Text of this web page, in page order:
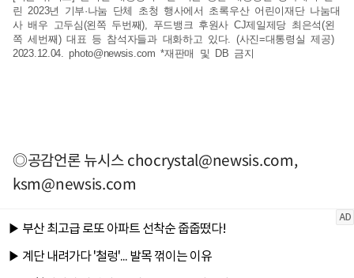
린 2023년 기부·나눔 단체 초청 행사에서 초록우산 어린이재단 나눔대
사 배우 고두심(왼쪽 두번째), 푸드뱅크 후원사 CJ제일제당 최은석(왼
쪽 세번째) 대표 등 참석자들과 대화하고 있다. (사진=대통령실 제공)
2023.12.04.photo@newsis.com *재판매 및 DB 금지
◎공감언론 뉴시스chocrystal@newsis.com,
ksm@newsis.com